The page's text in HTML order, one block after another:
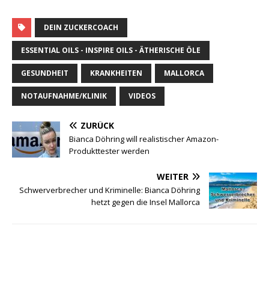
DEIN ZUCKERCOACH
ESSENTIAL OILS - INSPIRE OILS - ÄTHERISCHE ÖLE
GESUNDHEIT KRANKHEITEN MALLORCA
NOTAUFNAHME/KLINIK VIDEOS
ZURÜCK
Bianca Döhring will realistischer Amazon-
Produkttester werden
WEITER
Schwerverbrecher und Kriminelle: Bianca Döhring
hetzt gegen die Insel Mallorca